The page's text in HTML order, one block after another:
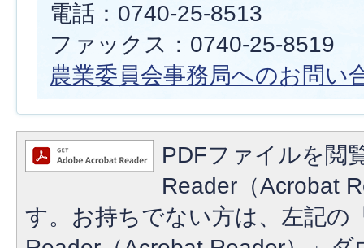
電話：0740-25-8513
ファックス：0740-25-8519
農業委員会事務局へのお問い
PDFファイルを閲
Reader（Acrobat
す。お持ちでない方は、左記の